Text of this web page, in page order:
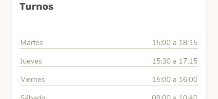
Turnos
Martes
15:00 a 18:15
Jueves
15:30 a 17:15
Viernes
15:00 a 16:00